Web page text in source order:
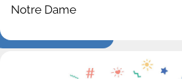
Notre Dame